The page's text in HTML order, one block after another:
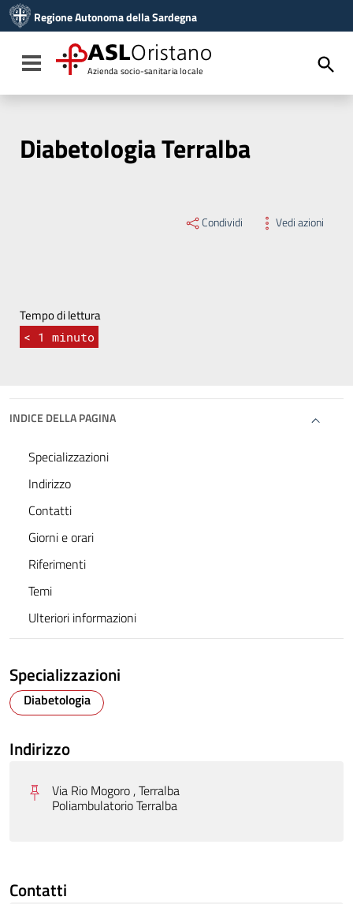
Vai al menu di navigazione
Vai al footer
Regione Autonoma della Sardegna
Toggle navigation
ASLOristano
Azienda socio-sanitaria locale
Diabetologia Terralba
Condividi Vedi azioni
Tempo di lettura
< 1 minuto
INDICE DELLA PAGINA
Specializzazioni
Indirizzo
Contatti
Giorni e orari
Riferimenti
Temi
Ulteriori informazioni
Specializzazioni
Diabetologia
Indirizzo
Via Rio Mogoro , Terralba
Poliambulatorio Terralba
Contatti